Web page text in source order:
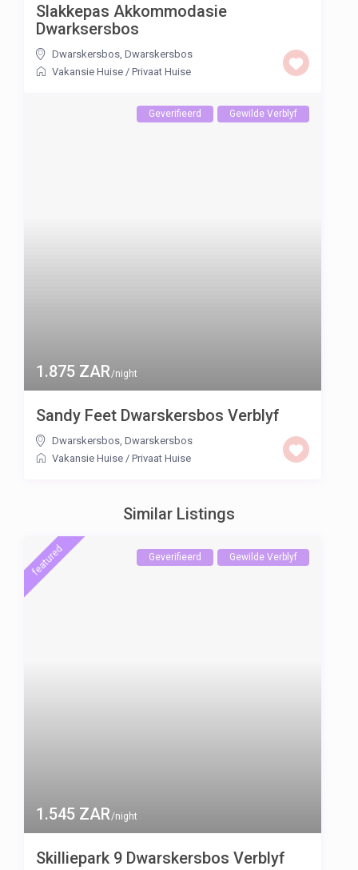
Slakkepas Akkommodasie
Dwarksersbos
Dwarskersbos ,Dwarskersbos
Vakansie Huise /Privaat Huise
1.875 ZAR/night
Geverifieerd Gewilde Verblyf
Sandy Feet Dwarskersbos Verblyf
Dwarskersbos ,Dwarskersbos
Vakansie Huise /Privaat Huise
Similar Listings
1.545 ZAR/night
featured Geverifieerd Gewilde Verblyf
Skilliepark 9 Dwarskersbos Verblyf